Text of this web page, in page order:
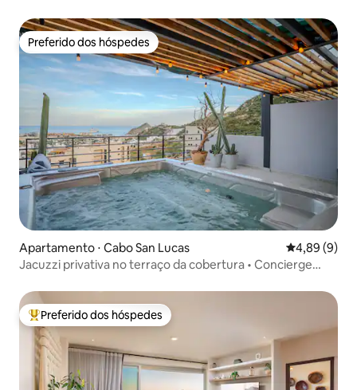
Preferido dos hóspedes
Preferido dos hóspedes
Apartamento ⋅ Cabo San Lucas 4,89 de uma
4,89 (9)
Jacuzzi privativa no terraço da cobertura • Concierge
Entre os melhores preferidos dos hóspedes
Preferido dos hóspedes